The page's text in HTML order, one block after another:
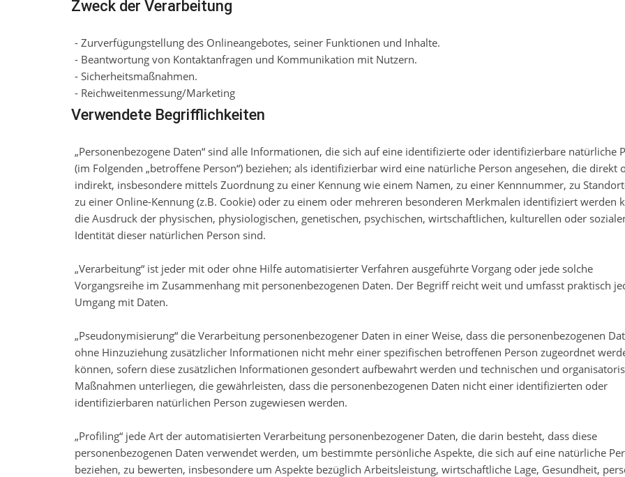
Zweck der Verarbeitung
- Zurverfügungstellung des Onlineangebotes, seiner Funktionen und Inhalte.
- Beantwortung von Kontaktanfragen und Kommunikation mit Nutzern.
- Sicherheitsmaßnahmen.
- Reichweitenmessung/Marketing
Verwendete Begrifflichkeiten
„Personenbezogene Daten“ sind alle Informationen, die sich auf eine identifizierte oder identifizierbare natürliche
(im Folgenden „betroffene Person“) beziehen; als identifizierbar wird eine natürliche Person angesehen, die direkt
indirekt, insbesondere mittels Zuordnung zu einer Kennung wie einem Namen, zu einer Kennnummer, zu
zu einer Online-Kennung (z.B. Cookie) oder zu einem oder mehreren besonderen Merkmalen identifiziert werden
die Ausdruck der physischen, physiologischen, genetischen, psychischen, wirtschaftlichen, kulturellen oder
Identität dieser natürlichen Person sind.
„Verarbeitung“ ist jeder mit oder ohne Hilfe automatisierter Verfahren ausgeführte Vorgang oder jede solche
Vorgangsreihe im Zusammenhang mit personenbezogenen Daten. Der Begriff reicht weit und umfasst praktisch
Umgang mit Daten.
„Pseudonymisierung“ die Verarbeitung personenbezogener Daten in einer Weise, dass die personenbezogenen
ohne Hinzuziehung zusätzlicher Informationen nicht mehr einer spezifischen betroffenen Person zugeordnet
können, sofern diese zusätzlichen Informationen gesondert aufbewahrt werden und technischen und
Maßnahmen unterliegen, die gewährleisten, dass die personenbezogenen Daten nicht einer identifizierten oder
identifizierbaren natürlichen Person zugewiesen werden.
„Profiling“ jede Art der automatisierten Verarbeitung personenbezogener Daten, die darin besteht, dass diese
personenbezogenen Daten verwendet werden, um bestimmte persönliche Aspekte, die sich auf eine natürliche
beziehen, zu bewerten, insbesondere um Aspekte bezüglich Arbeitsleistung, wirtschaftliche Lage, Gesundheit,